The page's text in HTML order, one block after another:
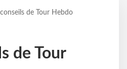
conseils de Tour Hebdo
de Tour